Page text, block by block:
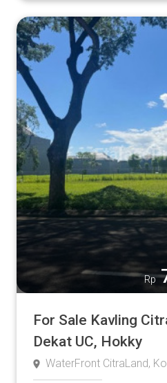
Rp
For Sale Kavling
Dekat UC, Hokky
WaterFront CitraLand,